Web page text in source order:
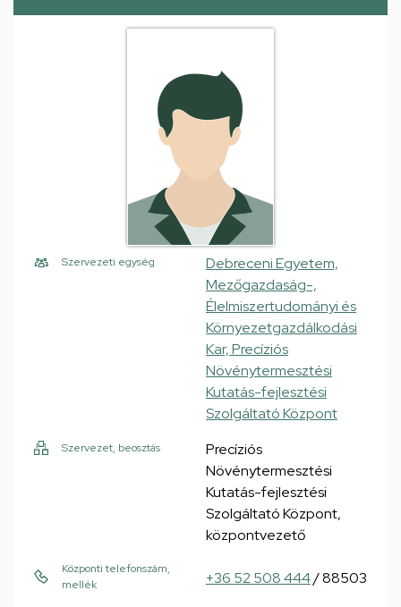
Szervezeti egység
Debreceni Egyetem,
Mezőgazdaság-,
Élelmiszertudományi és
Környezetgazdálkodási
Kar, Precíziós
Növénytermesztési
Kutatás-fejlesztési
Szolgáltató Központ
Szervezet, beosztás
Precíziós
Növénytermesztési
Kutatás-fejlesztési
Szolgáltató Központ,
központvezető
Központi telefonszám,
mellék
+36 52 508 444/ 88503